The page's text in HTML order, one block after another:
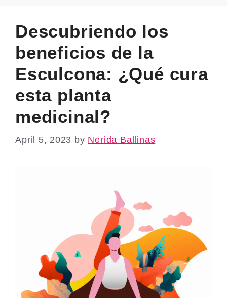
Descubriendo los
beneficios de la
Esculcona: ¿Qué cura
esta planta
medicinal?
April 5, 2023 by Nerida Ballinas